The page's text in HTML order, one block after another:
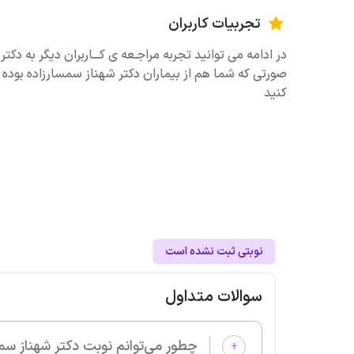
تجربیات کاربران
در ادامه می توانید تجربه مراجـعه ی کـــاربران دیگر به
صورتی که شما هم از بیماران دکتر شهناز سمسارزاده
کنید
نوبتی ثبت نشده است
سوالات متداول
+ چطور می‌توانم نوبت دکتر شهناز سمسارزاده را از پزشکان خوب